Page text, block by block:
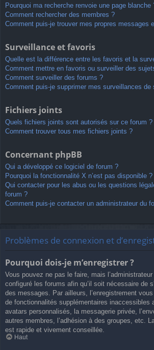
Pourquoi ma recherche renvoie une page blanche
Comment rechercher des membres ?
Comment puis-je trouver mes propres messages
Surveillance et favoris
Quelle est la différence entre les favoris et la
Comment mettre en favoris ou surveiller des
Comment surveiller des forums ?
Comment puis-je supprimer mes surveillances de
Fichiers joints
Quels fichiers joints sont autorisés sur ce forum ?
Comment trouver tous mes fichiers joints ?
Concernant phpBB
Qui a développé ce logiciel de forum ?
Pourquoi la fonctionnalité X n’est pas disponible ?
Qui contacter pour les abus ou les questions
forum ?
Comment puis-je contacter un administrateur du
Problèmes de connexion et
Pourquoi dois-je m’enregistrer ?
Vous pouvez ne pas le faire, mais
configuré les forums afin qu’il soit nécessaire de
des messages. Par ailleurs, l’enregistrement
de fonctionnalités supplémentaires inaccessibles
avatars personnalisés, la messagerie privée,
autres membres, l’adhésion à des groupes, etc.
est rapide et vivement conseillée.
Haut